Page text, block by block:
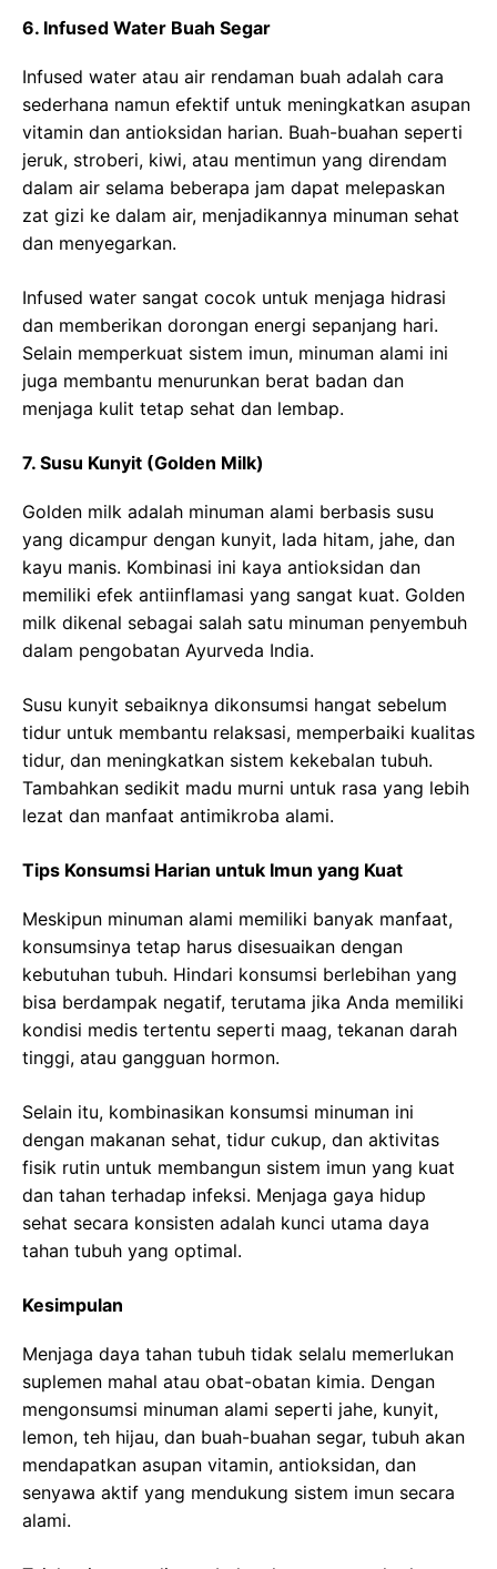
6. Infused Water Buah Segar
Infused water atau air rendaman buah adalah cara
sederhana namun efektif untuk meningkatkan asupan
vitamin dan antioksidan harian. Buah-buahan seperti
jeruk, stroberi, kiwi, atau mentimun yang direndam
dalam air selama beberapa jam dapat melepaskan
zat gizi ke dalam air, menjadikannya minuman sehat
dan menyegarkan.
Infused water sangat cocok untuk menjaga hidrasi
dan memberikan dorongan energi sepanjang hari.
Selain memperkuat sistem imun, minuman alami ini
juga membantu menurunkan berat badan dan
menjaga kulit tetap sehat dan lembap.
7. Susu Kunyit (Golden Milk)
Golden milk adalah minuman alami berbasis susu
yang dicampur dengan kunyit, lada hitam, jahe, dan
kayu manis. Kombinasi ini kaya antioksidan dan
memiliki efek antiinflamasi yang sangat kuat. Golden
milk dikenal sebagai salah satu minuman penyembuh
dalam pengobatan Ayurveda India.
Susu kunyit sebaiknya dikonsumsi hangat sebelum
tidur untuk membantu relaksasi, memperbaiki kualitas
tidur, dan meningkatkan sistem kekebalan tubuh.
Tambahkan sedikit madu murni untuk rasa yang lebih
lezat dan manfaat antimikroba alami.
Tips Konsumsi Harian untuk Imun yang Kuat
Meskipun minuman alami memiliki banyak manfaat,
konsumsinya tetap harus disesuaikan dengan
kebutuhan tubuh. Hindari konsumsi berlebihan yang
bisa berdampak negatif, terutama jika Anda memiliki
kondisi medis tertentu seperti maag, tekanan darah
tinggi, atau gangguan hormon.
Selain itu, kombinasikan konsumsi minuman ini
dengan makanan sehat, tidur cukup, dan aktivitas
fisik rutin untuk membangun sistem imun yang kuat
dan tahan terhadap infeksi. Menjaga gaya hidup
sehat secara konsisten adalah kunci utama daya
tahan tubuh yang optimal.
Kesimpulan
Menjaga daya tahan tubuh tidak selalu memerlukan
suplemen mahal atau obat-obatan kimia. Dengan
mengonsumsi minuman alami seperti jahe, kunyit,
lemon, teh hijau, dan buah-buahan segar, tubuh akan
mendapatkan asupan vitamin, antioksidan, dan
senyawa aktif yang mendukung sistem imun secara
alami.